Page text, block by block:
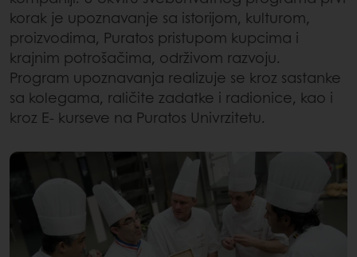
korak je upoznavanje sa istorijom, kulturom,
proizvodima, Puratos pristupom kupcima i
krajnim potrošačima, održivom razvoju.
Program upoznavanja realizuje se kroz sastanke
sa kolegama, raličite zadatke i radionice, kao i
kroz E- kurseve na Puratos Univrzitetu.